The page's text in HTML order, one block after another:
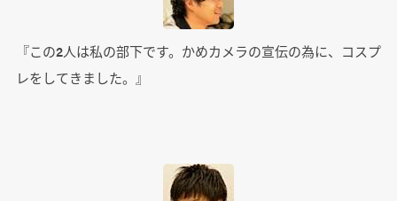
『この2人は私の部下です。かめカメラの宣伝の為に、コスプ
レをしてきました。』